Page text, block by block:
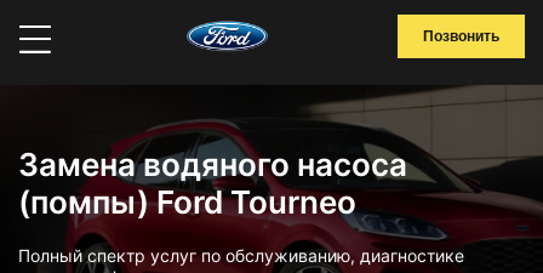
Позвонить
Замена водяного насоса
(помпы) Ford Tourneo
Полный спектр услуг по обслуживанию, диагностике